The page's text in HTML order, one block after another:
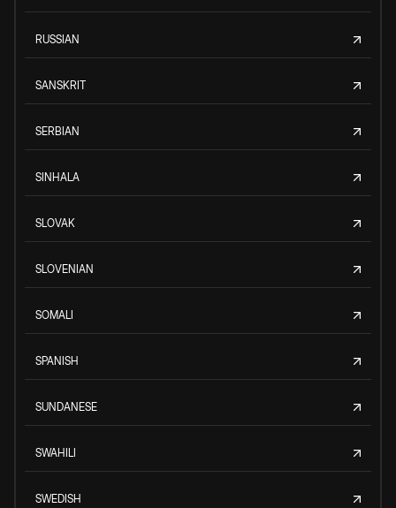
RUSSIAN
SANSKRIT
SERBIAN
SINHALA
SLOVAK
SLOVENIAN
SOMALI
SPANISH
SUNDANESE
SWAHILI
SWEDISH